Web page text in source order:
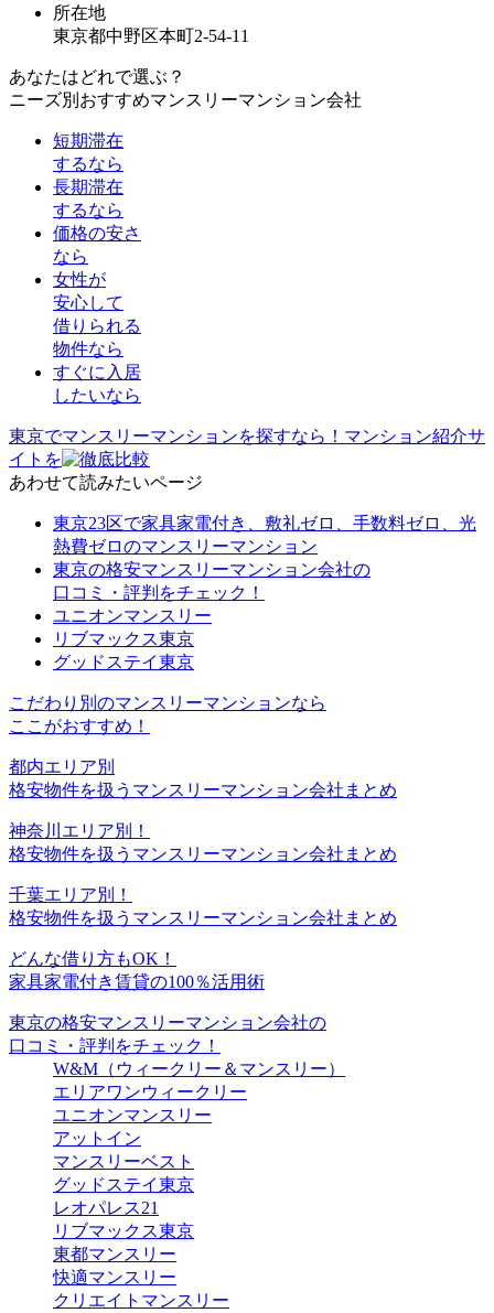
所在地
東京都中野区本町2-54-11
あなたはどれで選ぶ？
ニーズ別おすすめマンスリーマンション会社
短期滞在
するなら
長期滞在
するなら
価格の安さ
なら
女性が
安心して
借りられる
物件なら
すぐに入居
したいなら
東京でマンスリーマンションを探すなら！ マンション紹介サ
イトを
あわせて読みたいページ
東京23区で家具家電付き、敷礼ゼロ、手数料ゼロ、光
熱費ゼロのマンスリーマンション
東京の格安マンスリーマンション会社の
口コミ・評判をチェック！
ユニオンマンスリー
リブマックス東京
グッドステイ東京
こだわり別のマンスリーマンションなら
ここがおすすめ！
都内エリア別
格安物件を扱うマンスリーマンション会社まとめ
神奈川エリア別！
格安物件を扱うマンスリーマンション会社まとめ
千葉エリア別！
格安物件を扱うマンスリーマンション会社まとめ
どんな借り方もOK！
家具家電付き賃貸の100％活用術
東京の格安マンスリーマンション会社の
口コミ・評判をチェック！
W&M（ウィークリー＆マンスリー）
エリアワンウィークリー
ユニオンマンスリー
アットイン
マンスリーベスト
グッドステイ東京
レオパレス21
リブマックス東京
東都マンスリー
快適マンスリー
クリエイトマンスリー